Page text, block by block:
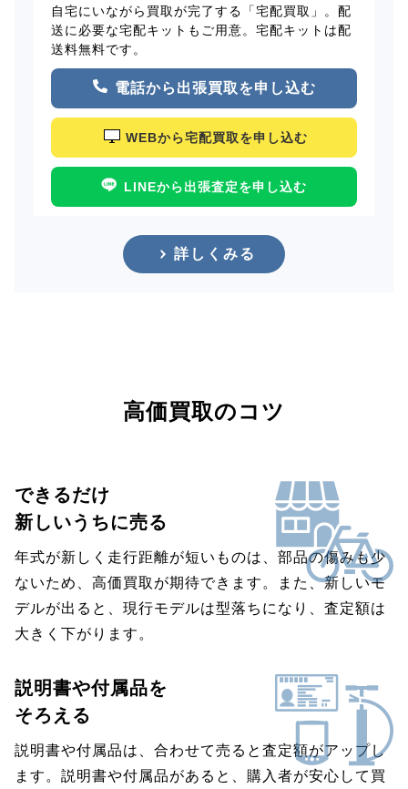
自宅にいながら買取が完了する「宅配買取」。配
送に必要な宅配キットもご用意。宅配キットは配
送料無料です。
電話から出張買取を申し込む
WEBから宅配買取を申し込む
LINEから出張査定を申し込む
詳しくみる
高価買取のコツ
できるだけ
新しいうちに売る
年式が新しく走行距離が短いものは、部品の傷みも少
ないため、高価買取が期待できます。また、新しいモ
デルが出ると、現行モデルは型落ちになり、査定額は
大きく下がります。
説明書や付属品を
そろえる
説明書や付属品は、合わせて売ると査定額がアップし
ます。説明書や付属品があると、購入者が安心して買